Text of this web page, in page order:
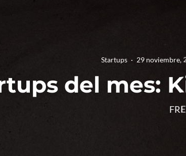
Startups · 29 noviembre,
del mes: